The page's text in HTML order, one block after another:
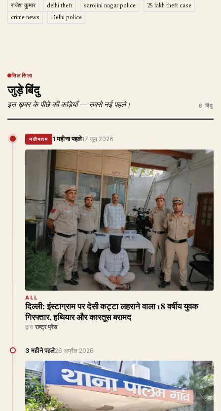
राजेश कुमार
delhi theft sarojini nagar police
25 lakh theft case
crime news
Delhi police
सिलसिला
जुड़े बिंदु
इस ख़बर के पीछे की कड़ियाँ — सबसे नई पहले। 8 बिंदु
नवीनतम 1 महीना पहले17 जून 2026
ALL
दिल्ली: इंस्टाग्राम पर देसी कट्टा लहराने वाला 18 वर्षीय युवक
गिरफ्तार, हथियार और कारतूस बरामद
द्वारा राष्ट्र प्रेस
3 महीने पहले26 अप्रैल 2026